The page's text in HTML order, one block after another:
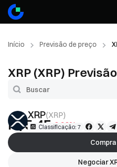
Início Previsão de preço
XRP (XRP)
XRP(XRP)
Classificação: 7
R$5.45-2.20%
Compra
Negociar